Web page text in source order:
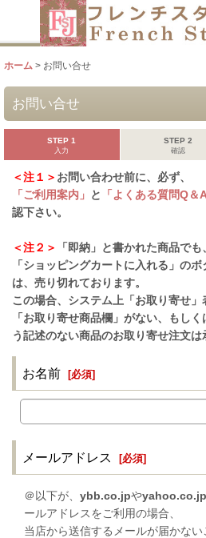
ホーム > お問い合せ
お問い合せ
STEP 1
入力
STEP 2
確認
＜注１＞ お問い合わせ前に、必ず、
「ご利用案内」 と 「よくある質問Q＆A
認下さい。
＜注２＞
「即納」と書かれた商品でも、
「ショッピングカートに入れる」の
は、売り切れております。
この場合、システム上「お取り寄せ」
「お取り寄せ商品欄」がない、もし
う記述のない商品のお取り寄せ注文は
お名前 [必須]
メールアドレス [必須]
＠以下が、 ybb.co.jpやyahoo.co.jp
ールアドレスをご利用の場合、
当店から送信するメールが届かな